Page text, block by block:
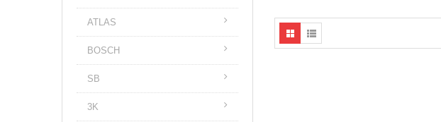
ATLAS
BOSCH
SB
3K